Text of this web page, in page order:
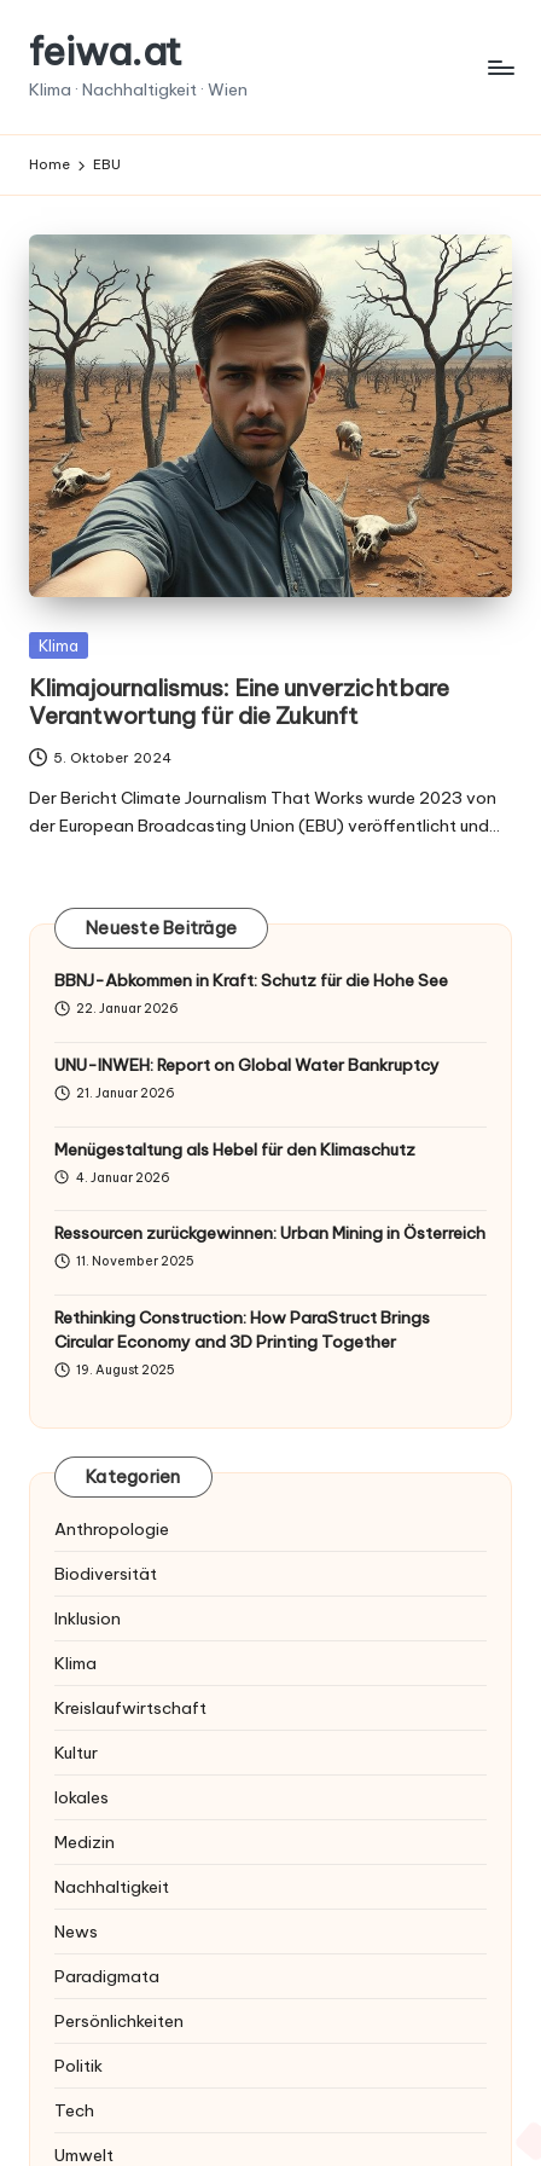
Skipfeiwa.at
Klima · Nachhaltigkeit · Wien
Home EBU
Posted
Klima
Klimajournalismus: Eine unverzichtbare
Verantwortung für die Zukunft
5. Oktober 2024
Der Bericht Climate Journalism That Works wurde 2023 von
der European Broadcasting Union (EBU) veröffentlicht und…
Neueste Beiträge
BBNJ-Abkommen in Kraft: Schutz für die Hohe See
22. Januar 2026
UNU-INWEH: Report on Global Water Bankruptcy
21. Januar 2026
Menügestaltung als Hebel für den Klimaschutz
4. Januar 2026
Ressourcen zurückgewinnen: Urban Mining in Österreich
11. November 2025
Rethinking Construction: How ParaStruct Brings
Circular Economy and 3D Printing Together
19. August 2025
Kategorien
Anthropologie
Biodiversität
Inklusion
Klima
Kreislaufwirtschaft
Kultur
lokales
Medizin
Nachhaltigkeit
News
Paradigmata
Persönlichkeiten
Politik
Tech
Umwelt